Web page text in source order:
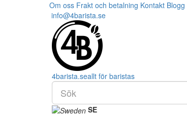
Om oss Frakt och betalning Kontakt Blogg
info@4barista.se
4barista.seallt för baristas
SE